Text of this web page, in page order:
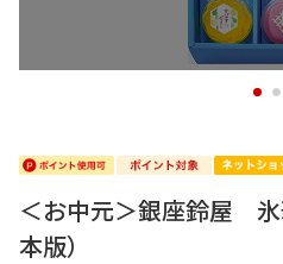
1 2
＜お中元＞銀座鈴屋
本版）